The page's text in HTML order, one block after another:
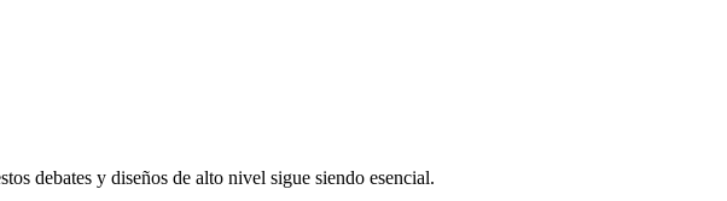
debates y diseños de alto nivel sigue siendo esencial.